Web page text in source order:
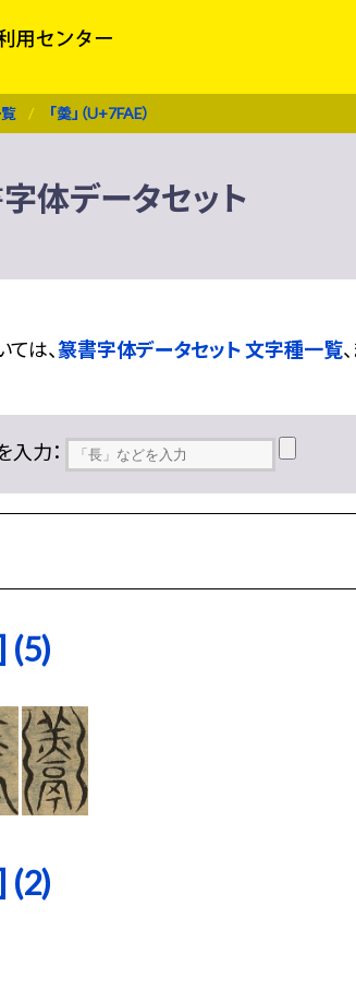
「羮」（U+7FAE）
字体データセット
は、篆書字体データセット 文字種一覧
入力：
(5)
(2)